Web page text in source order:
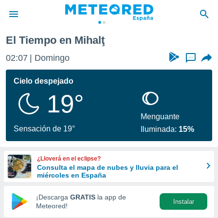
de
por
se
calidad.
a este
las
y
forma
digital
basada
El Tiempo en Mihalţ
02:07 Domingo ...
Cielo despejado
19°
Sensación de 19°
Menguante
Iluminada: 15%
¿Lloverá en el eclipse?
Consulta el mapa de nubes y lluvia para el
miércoles en España
¡Descarga GRATIS la app de
Meteored!
Instalar